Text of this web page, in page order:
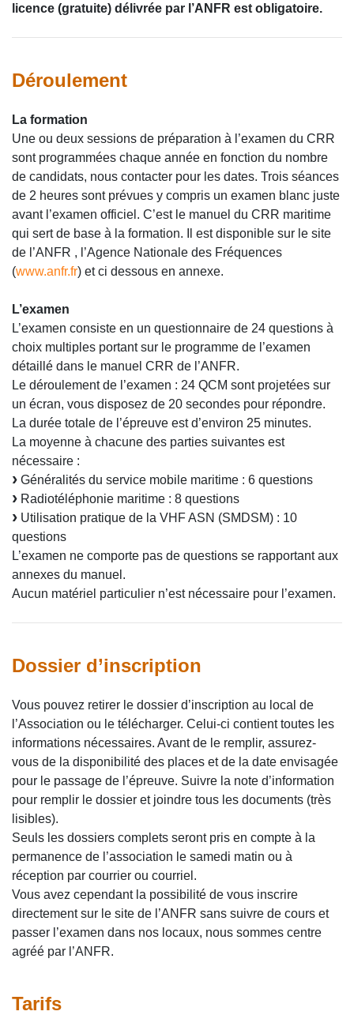
licence (gratuite) délivrée par l’ANFR est obligatoire.
Déroulement
La formation
Une ou deux sessions de préparation à l’examen du CRR
sont programmées chaque année en fonction du nombre
de candidats, nous contacter pour les dates. Trois séances
de 2 heures sont prévues y compris un examen blanc juste
avant l’examen officiel. C’est le manuel du CRR maritime
qui sert de base à la formation. Il est disponible sur le site
de l’ANFR , l’Agence Nationale des Fréquences
(www.anfr.fr) et ci dessous en annexe.
L’examen
L’examen consiste en un questionnaire de 24 questions à
choix multiples portant sur le programme de l’examen
détaillé dans le manuel CRR de l’ANFR.
Le déroulement de l’examen : 24 QCM sont projetées sur
un écran, vous disposez de 20 secondes pour répondre.
La durée totale de l’épreuve est d’environ 25 minutes.
La moyenne à chacune des parties suivantes est
nécessaire :
Généralités du service mobile maritime : 6 questions
Radiotéléphonie maritime : 8 questions
Utilisation pratique de la VHF ASN (SMDSM) : 10
questions
L’examen ne comporte pas de questions se rapportant aux
annexes du manuel.
Aucun matériel particulier n’est nécessaire pour l’examen.
Dossier d’inscription
Vous pouvez retirer le dossier d’inscription au local de
l’Association ou le télécharger. Celui-ci contient toutes les
informations nécessaires. Avant de le remplir, assurez-
vous de la disponibilité des places et de la date envisagée
pour le passage de l’épreuve. Suivre la note d’information
pour remplir le dossier et joindre tous les documents (très
lisibles).
Seuls les dossiers complets seront pris en compte à la
permanence de l’association le samedi matin ou à
réception par courrier ou courriel.
Vous avez cependant la possibilité de vous inscrire
directement sur le site de l’ANFR sans suivre de cours et
passer l’examen dans nos locaux, nous sommes centre
agréé par l’ANFR.
Tarifs